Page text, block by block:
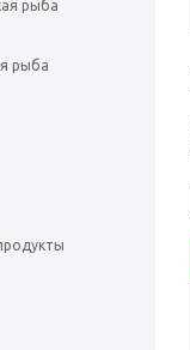
рыба
рыба